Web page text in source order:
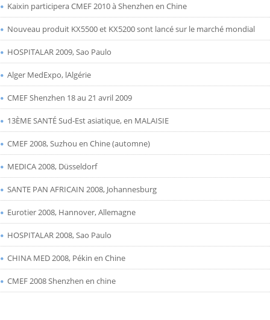
Kaixin participera CMEF 2010 à Shenzhen en Chine
Nouveau produit KX5500 et KX5200 sont lancé sur le marché mondial
HOSPITALAR 2009, Sao Paulo
Alger MedExpo, lAlgérie
CMEF Shenzhen 18 au 21 avril 2009
13ÈME SANTÉ Sud-Est asiatique, en MALAISIE
CMEF 2008, Suzhou en Chine (automne)
MEDICA 2008, Düsseldorf
SANTE PAN AFRICAIN 2008, Johannesburg
Eurotier 2008, Hannover, Allemagne
HOSPITALAR 2008, Sao Paulo
CHINA MED 2008, Pékin en Chine
CMEF 2008 Shenzhen en chine